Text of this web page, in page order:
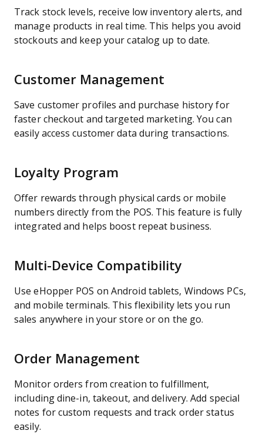
Track stock levels, receive low inventory alerts, and
manage products in real time. This helps you avoid
stockouts and keep your catalog up to date.
Customer Management
Save customer profiles and purchase history for
faster checkout and targeted marketing. You can
easily access customer data during transactions.
Loyalty Program
Offer rewards through physical cards or mobile
numbers directly from the POS. This feature is fully
integrated and helps boost repeat business.
Multi-Device Compatibility
Use eHopper POS on Android tablets, Windows PCs,
and mobile terminals. This flexibility lets you run
sales anywhere in your store or on the go.
Order Management
Monitor orders from creation to fulfillment,
including dine-in, takeout, and delivery. Add special
notes for custom requests and track order status
easily.